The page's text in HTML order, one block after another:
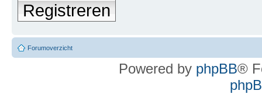
Registreren
Forumoverzicht
Powered by phpBB®